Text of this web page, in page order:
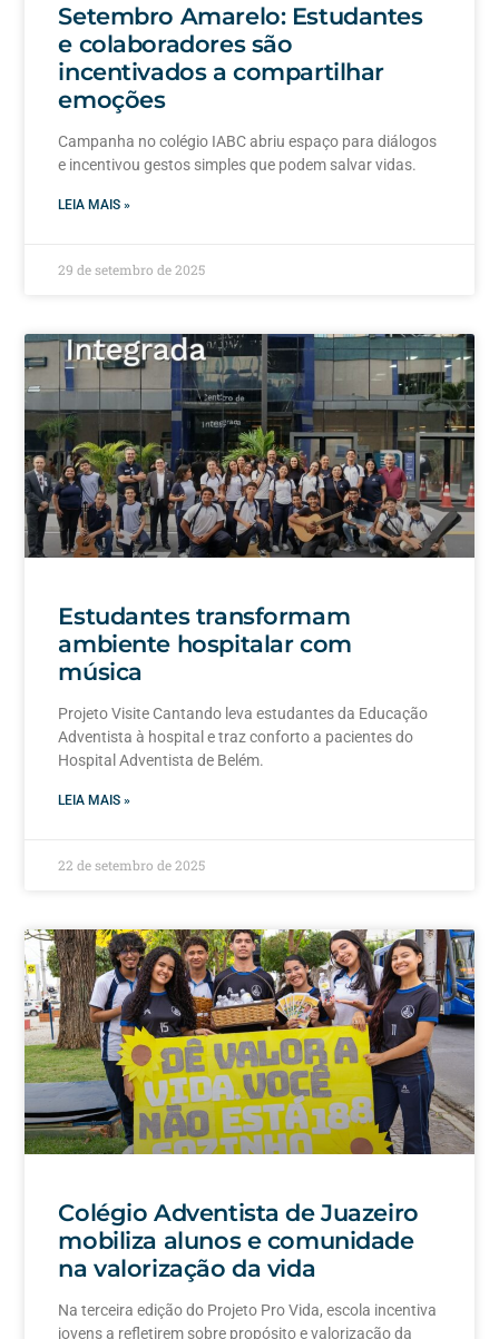
Setembro Amarelo: Estudantes
e colaboradores são
incentivados a compartilhar
emoções
Campanha no colégio IABC abriu espaço para diálogos
e incentivou gestos simples que podem salvar vidas.
LEIA MAIS »
29 de setembro de 2025
Estudantes transformam
ambiente hospitalar com
música
Projeto Visite Cantando leva estudantes da Educação
Adventista à hospital e traz conforto a pacientes do
Hospital Adventista de Belém.
LEIA MAIS »
22 de setembro de 2025
Colégio Adventista de Juazeiro
mobiliza alunos e comunidade
na valorização da vida
Na terceira edição do Projeto Pro Vida, escola incentiva
jovens a refletirem sobre propósito e valorização da